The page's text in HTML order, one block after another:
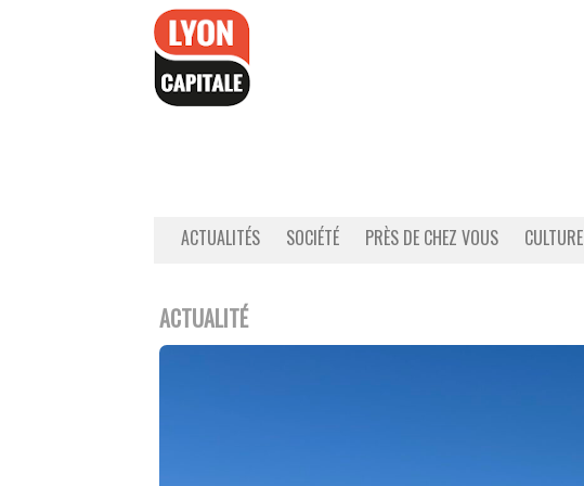
ACTUALITÉS SOCIÉTÉ PRÈS DE CHEZ VOUS CULTURE
ACTUALITÉ